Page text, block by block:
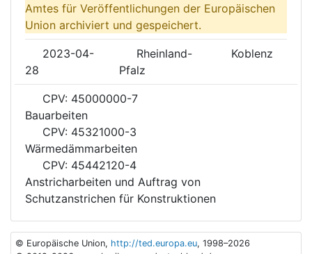
Amtes für Veröffentlichungen der Europäischen
Union archiviert und gespeichert.
2023-04-
28
Rheinland-
Pfalz
Koblenz
CPV: 45000000-7
Bauarbeiten
CPV: 45321000-3
Wärmedämmarbeiten
CPV: 45442120-4
Anstricharbeiten und Auftrag von
Schutzanstrichen für Konstruktionen
© Europäische Union, http://ted.europa.eu, 1998–2026